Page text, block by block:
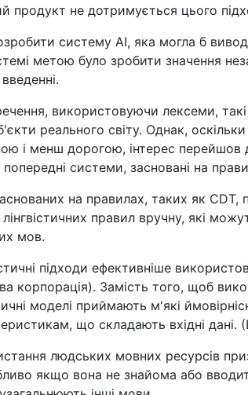
продукт не дотримується цього
систему AI, яка могла б
метою було зробити значення
використовуючи лексеми,
реального світу. Однак,
і менш дорогою, інтерес перейшов
системи, засновані на
на правилах, таких як
правил вручну, які
мов.
підходи ефективніше
корпорація). Замість того, щоб
моделі приймають м'які
що складають вхідні дані.
людських мовних ресурсів
якщо вона не знайома або